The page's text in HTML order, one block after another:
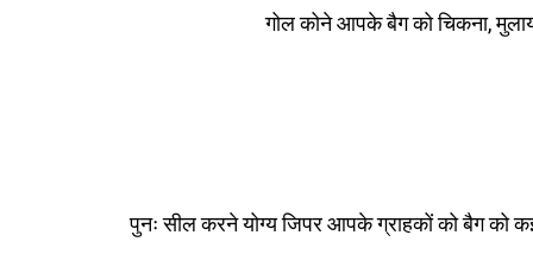
गोल कोने आपके बैग को चिकना,
पुनः सील करने योग्य जिपर आपके ग्राहकों को बैग को